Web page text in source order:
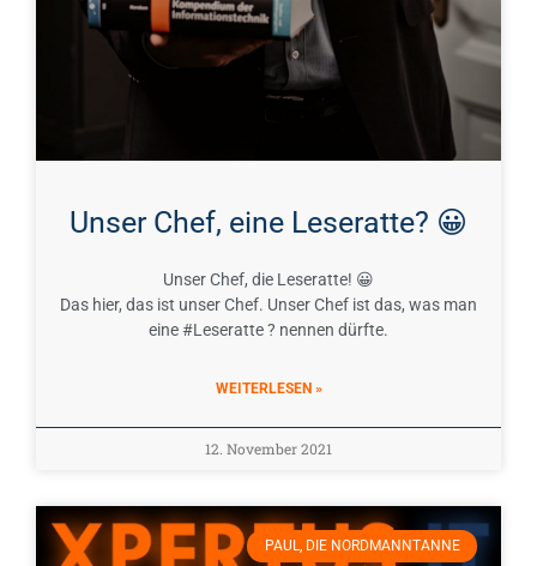
Unser Chef, eine Leseratte? 😀
Unser Chef, die Leseratte! 😀
Das hier, das ist unser Chef. Unser Chef ist das, was man
eine #Leseratte ? nennen dürfte.
WEITERLESEN »
12. November 2021
PAUL, DIE NORDMANNTANNE